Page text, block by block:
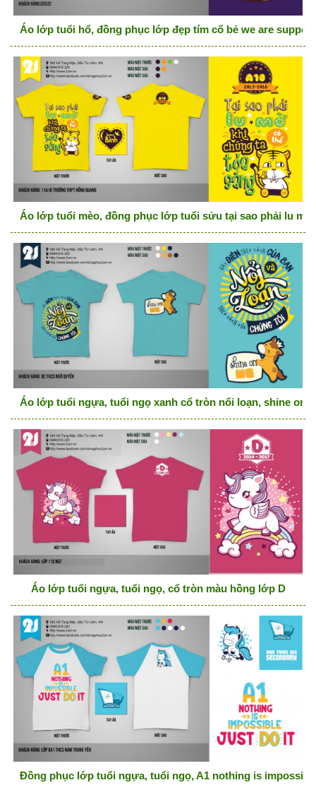
Áo lớp tuổi hổ, đồng phục lớp đẹp tím cổ bẻ we are supper
Áo lớp tuổi mèo, đồng phục lớp tuổi sửu tại sao phải lu mờ
Áo lớp tuổi ngựa, tuổi ngọ xanh cổ tròn nổi loạn, shine on
Áo lớp tuổi ngựa, tuổi ngọ, cổ tròn màu hồng lớp D
Đồng phục lớp tuổi ngựa, tuổi ngọ, A1 nothing is